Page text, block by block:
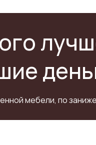
мебели, по